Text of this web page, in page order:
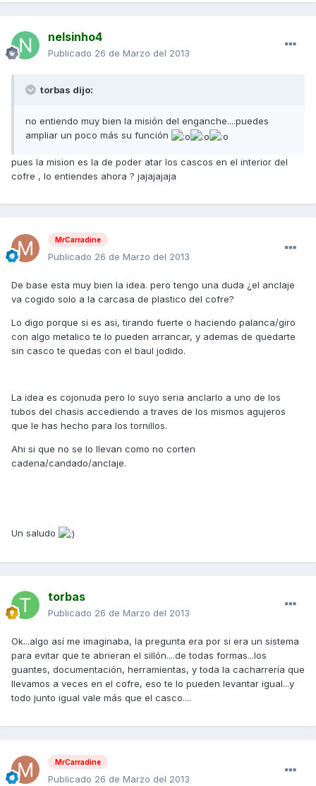
nelsinho4
Publicado 26 de Marzo del 2013
torbas dijo:
no entiendo muy bien la misión del enganche....puedes
ampliar un poco más su función
pues la mision es la de poder atar los cascos en el interior del
cofre , lo entiendes ahora ? jajajajaja
MrCarradine
Publicado 26 de Marzo del 2013
De base esta muy bien la idea. pero tengo una duda ¿el anclaje
va cogido solo a la carcasa de plastico del cofre?
Lo digo porque si es asi, tirando fuerte o haciendo palanca/giro
con algo metalico te lo pueden arrancar, y ademas de quedarte
sin casco te quedas con el baul jodido.
La idea es cojonuda pero lo suyo seria anclarlo a uno de los
tubos del chasis accediendo a traves de los mismos agujeros
que le has hecho para los tornillos.
Ahi si que no se lo llevan como no corten
cadena/candado/anclaje.
Un saludo
torbas
Publicado 26 de Marzo del 2013
Ok...algo así me imaginaba, la pregunta era por si era un sistema
para evitar que te abrieran el sillón....de todas formas...los
guantes, documentación, herramientas, y toda la cacharrería que
llevamos a veces en el cofre, eso te lo pueden levantar igual...y
todo junto igual vale más que el casco....
MrCarradine
Publicado 26 de Marzo del 2013